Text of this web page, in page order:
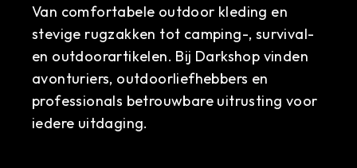
Van comfortabele outdoor kleding en
stevige rugzakken tot camping-, survival-
en outdoorartikelen. Bij Darkshop vinden
avonturiers, outdoorliefhebbers en
professionals betrouwbare uitrusting voor
iedere uitdaging.